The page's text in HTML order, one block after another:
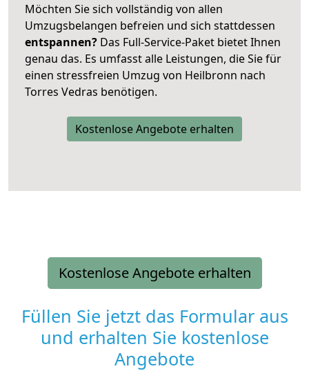
Möchten Sie sich vollständig von allen
Umzugsbelangen befreien und sich stattdessen
entspannen? Das Full-Service-Paket bietet Ihnen
genau das. Es umfasst alle Leistungen, die Sie für
einen stressfreien Umzug von Heilbronn nach
Torres Vedras benötigen.
Kostenlose Angebote erhalten
Kostenlose Angebote erhalten
Füllen Sie jetzt das Formular aus
und erhalten Sie kostenlose
Angebote